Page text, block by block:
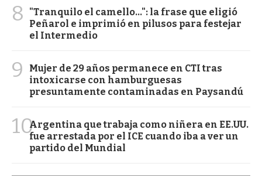
8
"Tranquilo el camello...": la frase que eligió
Peñarol e imprimió en pilusos para festejar
el Intermedio
9
Mujer de 29 años permanece en CTI tras
intoxicarse con hamburguesas
presuntamente contaminadas en Paysandú
10Argentina que trabaja como niñera en EE.UU.
fue arrestada por el ICE cuando iba a ver un
partido del Mundial